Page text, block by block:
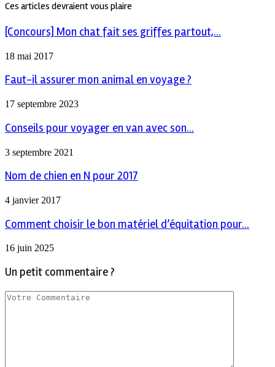
Ces articles devraient vous plaire
[Concours] Mon chat fait ses griffes partout,...
18 mai 2017
Faut-il assurer mon animal en voyage ?
17 septembre 2023
Conseils pour voyager en van avec son...
3 septembre 2021
Nom de chien en N pour 2017
4 janvier 2017
Comment choisir le bon matériel d’équitation pour...
16 juin 2025
Un petit commentaire ?